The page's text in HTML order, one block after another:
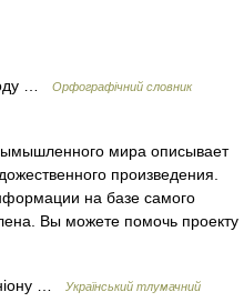
…
Орфографічний словник
мира описывает
произведения.
на базе самого
Вы можете помочь проекту
…
Український тлумачний